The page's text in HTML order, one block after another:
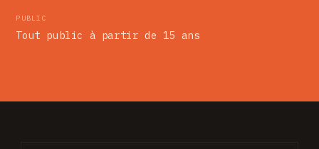
PUBLIC
Tout public à partir de 15 ans